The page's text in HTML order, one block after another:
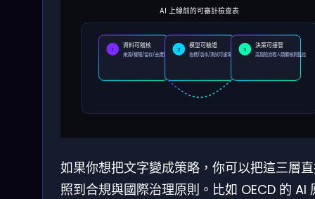
AI 上線前的可審計檢查表
1 資料可稽核
來源/權限/留存/去識別化可查
2 模型可驗證
指標/版本/測試可重現與對齊
3 決策可接管
高風險流程人類覆核與監控
如果你想把文字變成策略，你可以把這三層
照到合規與國際治理原則。比如 OECD 的 AI